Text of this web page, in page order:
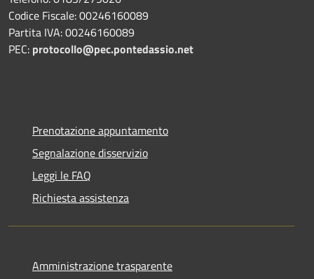
Codice Fiscale: 00246160089
Partita IVA: 00246160089
PEC: protocollo@pec.pontedassio.net
Prenotazione appuntamento
Segnalazione disservizio
Leggi le FAQ
Richiesta assistenza
Amministrazione trasparente